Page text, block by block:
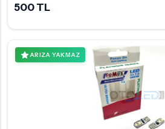
500 TL
ARIZA YAKMAZ